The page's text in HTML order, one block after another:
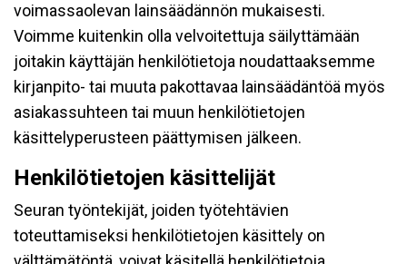
voimassaolevan lainsäädännön mukaisesti.
Voimme kuitenkin olla velvoitettuja säilyttämään
joitakin käyttäjän henkilötietoja noudattaaksemme
kirjanpito- tai muuta pakottavaa lainsäädäntöä myös
asiakassuhteen tai muun henkilötietojen
käsittelyperusteen päättymisen jälkeen.
Henkilötietojen käsittelijät
Seuran työntekijät, joiden työtehtävien
toteuttamiseksi henkilötietojen käsittely on